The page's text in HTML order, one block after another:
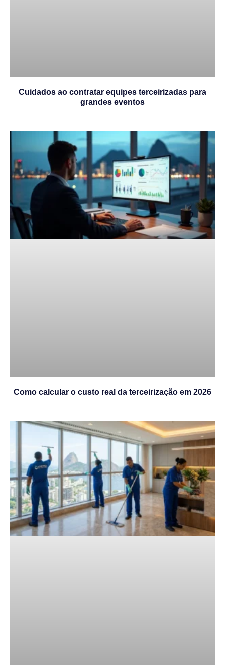
Cuidados ao contratar equipes terceirizadas para
grandes eventos
Como calcular o custo real da terceirização em 2026